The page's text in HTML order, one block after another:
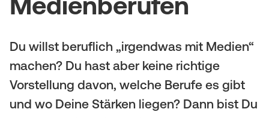
u
u
(
M
v
g
a
t
Du willst beruflich „irgendwas mit Medien“
machen? Du hast aber keine richtige
Vorstellung davon, welche Berufe es gibt
und wo Deine Stärken liegen? Dann bist Du